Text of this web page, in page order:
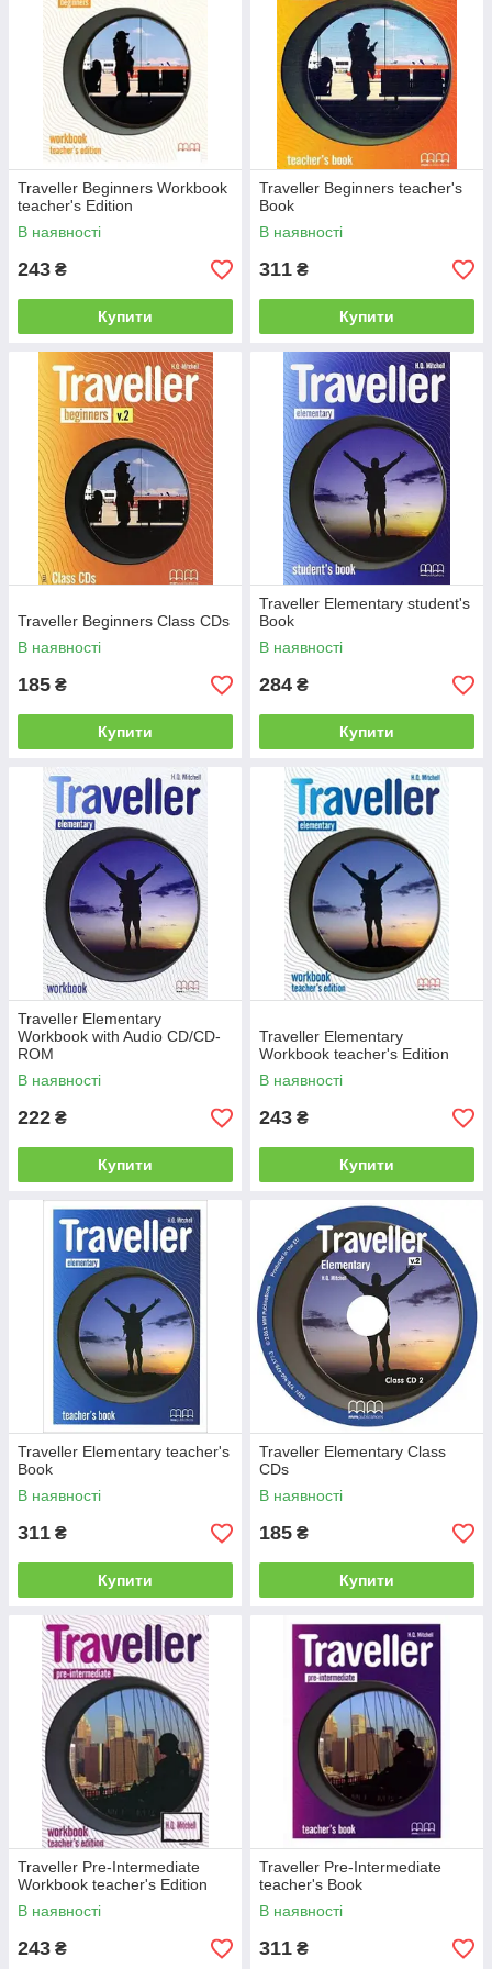
регулярний перегляд і консолідацію
Довідковий розділ з граматики
Культура / Міжвузівські сторінки з веб-посиланнями
Пісні
Traveller Beginners Workbook
teacher's Edition
В наявності
243 ₴
Купити
Traveller Beginners teacher's
Book
В наявності
311 ₴
Купити
Traveller Beginners Class CDs
В наявності
185 ₴
Купити
Traveller Elementary student's
Book
В наявності
284 ₴
Купити
Traveller Elementary
Workbook with Audio CD/CD-
ROM
В наявності
222 ₴
Купити
Traveller Elementary
Workbook teacher's Edition
В наявності
243 ₴
Купити
Traveller Elementary teacher's
Book
В наявності
311 ₴
Купити
Traveller Elementary Class
CDs
В наявності
185 ₴
Купити
Traveller Pre-Intermediate
Workbook teacher's Edition
В наявності
243 ₴
Traveller Pre-Intermediate
teacher's Book
В наявності
311 ₴